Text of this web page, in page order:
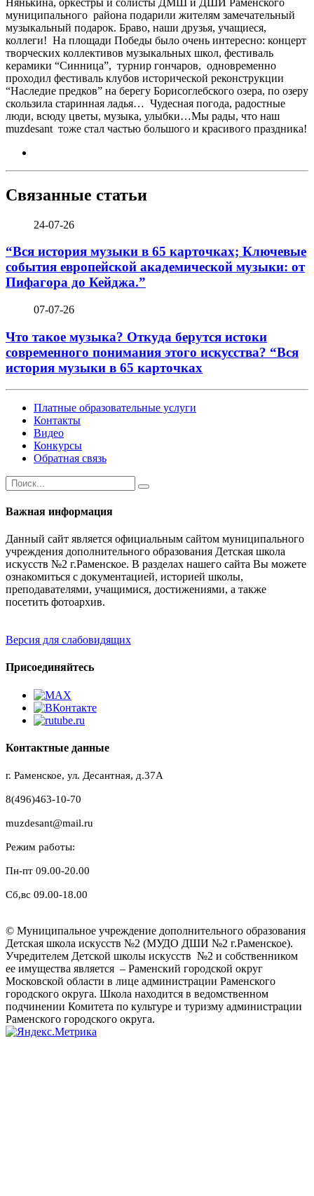
муниципального района подарили жителям замечательный
музыкальный подарок. Браво, наши друзья, учащиеся,
коллеги! На площади Победы было очень интересно: концерт
творческих коллективов музыкальных школ, фестиваль
керамики “Синница”, турнир гончаров, одновременно
проходил фестиваль клубов исторической реконструкции
“Наследие предков” на берегу Борисоглебского озера, по озеру
скользила старинная ладья… Чудесная погода, радостные
люди, всюду цветы, музыка, улыбки…Мы рады, что наш
muzdesant тоже стал частью большого и красивого праздника!
Связанные статьи
24-07-26
“Вся история музыки в 65 карточках; Ключевые
события европейской академической музыки: от
Пифагора до Кейджа.”
07-07-26
Что такое музыка? Откуда берутся истоки
современного понимания этого искусства? “Вся
история музыки в 65 карточках
Платные образовательные услуги
Контакты
Видео
Конкурсы
Обратная связь
Важная информация
Данный сайт является официальным сайтом муниципального
учреждения дополнительного образования Детская школа
искусств №2 г.Раменское. В разделах нашего сайта Вы можете
ознакомиться с документацией, историей школы,
преподавателями, учащимися, достижениями, а также
посетить фотоархив.
Версия для слабовидящих
Присоединяйтесь
Контактные данные
г. Раменское, ул. Десантная, д.37A
8(496)463-10-70
muzdesant@mail.ru
Режим работы:
Пн-пт 09.00-20.00
Сб,вс 09.00-18.00
© Муниципальное учреждение дополнительного образования
Детская школа искусств №2 (МУДО ДШИ №2 г.Раменское).
Учредителем Детской школы искусств №2 и собственником
ее имущества является – Раменский городской округ
Московской области в лице администрации Раменского
городского округа. Школа находится в ведомственном
подчинении Комитета по культуре и туризму администрации
Раменского городского округа.